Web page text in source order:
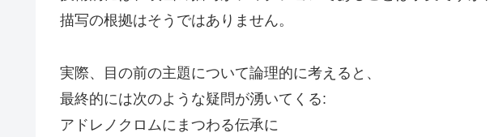
描写の根拠はそうではありません。
実際、目の前の主題について論理的に考えると、
最終的には次のような疑問が湧いてくる:
アドレノクロムにまつわる伝承に